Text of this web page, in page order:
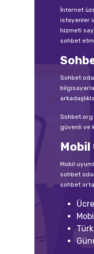
İnternet
isteyenler
hizmeti
sohbet
Sohbet
Sohbet.org
güvenli ve
Mobil
Mobil
sohbet
sohbet